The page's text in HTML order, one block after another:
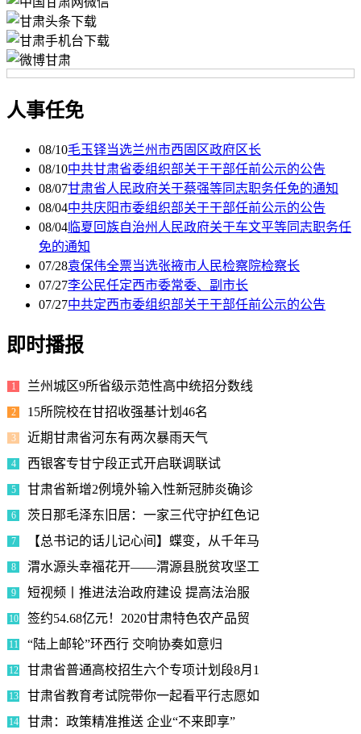
人事任免
08/10毛玉铎当选兰州市西固区政府区长
08/10中共甘肃省委组织部关于干部任前公示的公告
08/07甘肃省人民政府关于蔡强等同志职务任免的通知
08/04中共庆阳市委组织部关于干部任前公示的公告
08/04 临夏回族自治州人民政府关于车文平等同志职务任
免的通知
07/28袁保伟全票当选张掖市人民检察院检察长
07/27李公民任定西市委常委、副市长
07/27中共定西市委组织部关于干部任前公示的公告
即时播报
1 兰州城区9所省级示范性高中统招分数线
2 15所院校在甘招收强基计划46名
3 近期甘肃省河东有两次暴雨天气
4 西银客专甘宁段正式开启联调联试
5 甘肃省新增2例境外输入性新冠肺炎确诊
6 茨日那毛泽东旧居：一家三代守护红色记
7 【总书记的话儿记心间】蝶变，从千年马
8 渭水源头幸福花开——渭源县脱贫攻坚工
9 短视频丨推进法治政府建设 提高法治服
10 签约54.68亿元！2020甘肃特色农产品贸
11 “陆上邮轮”环西行 交响协奏如意归
12 甘肃省普通高校招生六个专项计划段8月1
13 甘肃省教育考试院带你一起看平行志愿如
14 甘肃：政策精准推送 企业“不来即享”